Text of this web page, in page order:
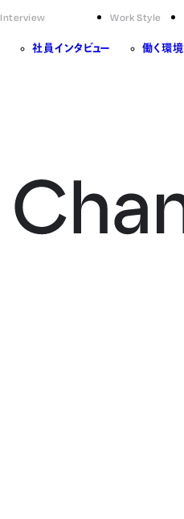
Interview
社員インタビュー
Work Style
働く環境